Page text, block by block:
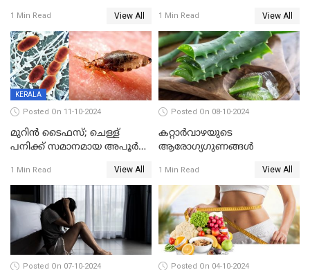
1 Min Read View All
ഗുണങ്ങൾ
1 Min Read View All
KERALA
Posted On 11-10-2024
മുറിൻ ടൈഫസ്; ചെള്ള്
പനിക്ക് സമാനമായ അപൂർവ
അറിയണം?
1 Min Read View All
Posted On 08-10-2024
കറ്റാർവാഴയുടെ
ആരോഗ്യഗുണങ്ങൾ
1 Min Read View All
Posted On 07-10-2024 Posted On 04-10-2024